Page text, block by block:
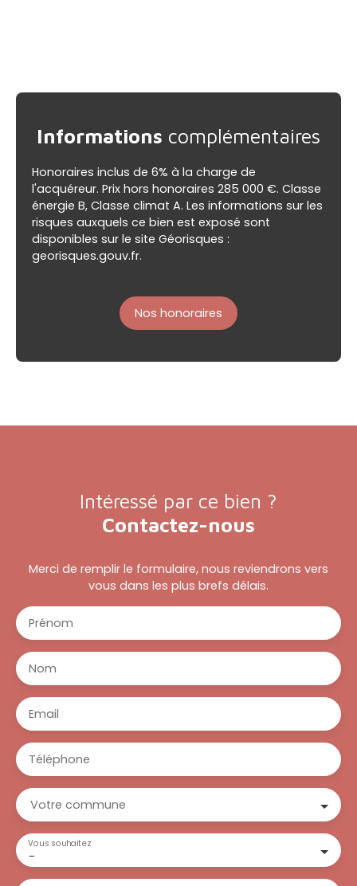
Informations complémentaires
Honoraires inclus de 6% à la charge de
l'acquéreur. Prix hors honoraires 285 000 €. Classe
énergie B, Classe climat A. Les informations sur les
risques auxquels ce bien est exposé sont
disponibles sur le site Géorisques :
georisques.gouv.fr.
Nos honoraires
Intéressé par ce bien ?
Contactez-nous
Merci de remplir le formulaire, nous reviendrons vers
vous dans les plus brefs délais.
Prénom
Nom
Email
Téléphone
Votre commune
-
Vous souhaitez